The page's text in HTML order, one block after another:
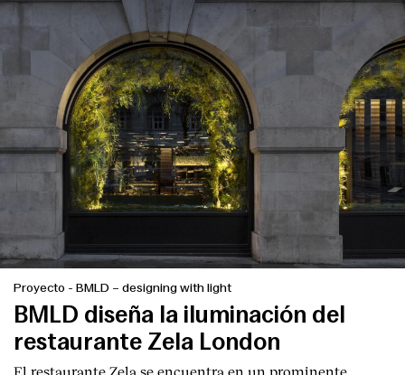
Proyecto - BMLD – designing with light
BMLD diseña la iluminación del
restaurante Zela London
El restaurante Zela se encuentra en un prominente